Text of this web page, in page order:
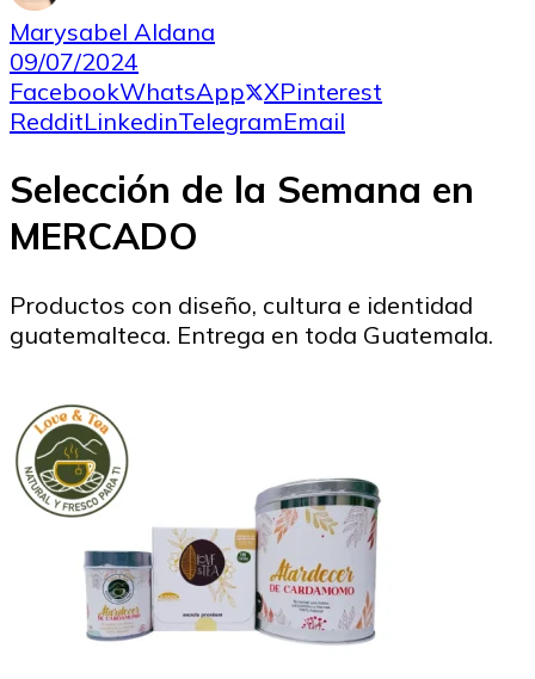
Marysabel Aldana
09/07/2024
FacebookWhatsApp XPinterest
RedditLinkedinTelegramEmail
Selección de la Semana en
MERCADO
Productos con diseño, cultura e identidad
guatemalteca. Entrega en toda Guatemala.